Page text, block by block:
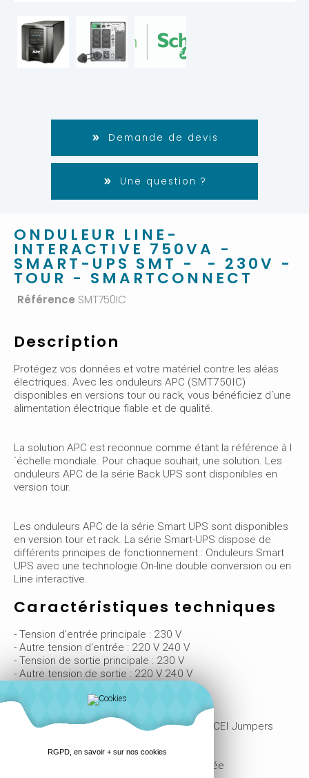
Demande de devis
Une question ?
ONDULEUR LINE-
INTERACTIVE 750VA -
SMART-UPS SMT - - 230V -
TOUR - SMARTCONNECT
Référence SMT750IC
Description
Protégez vos données et votre matériel contre les aléas
électriques. Avec les onduleurs APC (SMT750IC)
disponibles en versions tour ou rack, vous bénéficiez d´une
alimentation électrique fiable et de qualité.
La solution APC est reconnue comme étant la référence à l
´échelle mondiale. Pour chaque souhait, une solution. Les
onduleurs APC de la série Back UPS sont disponibles en
version tour.
Les onduleurs APC de la série Smart UPS sont disponibles
en version tour et rack. La série Smart-UPS dispose de
différents principes de fonctionnement : Onduleurs Smart
UPS avec une technologie On-line double conversion ou en
Line interactive.
Caractéristiques techniques
- Tension d'entrée principale : 230 V
- Autre tension d'entrée : 220 V 240 V
- Tension de sortie principale : 230 V
- Autre tension de sortie : 220 V 240 V
- Puissance nominale en VA : 750 VA
- Input connection Type : IEC 320 C14
- Output connection type 6 CEI 320 C13 2 CEI Jumpers
- Nombre de câbles 1
- Type de batterie : Batterie au plomb scellée
RGPD, en savoir + sur nos cookies